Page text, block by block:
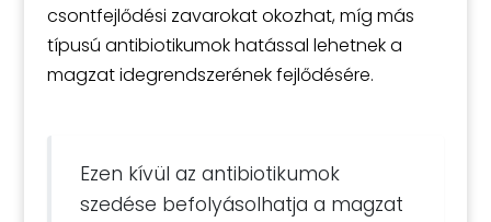
csontfejlődési zavarokat okozhat, míg más
típusú antibiotikumok hatással lehetnek a
magzat idegrendszerének fejlődésére.
Ezen kívül az antibiotikumok
szedése befolyásolhatja a magzat